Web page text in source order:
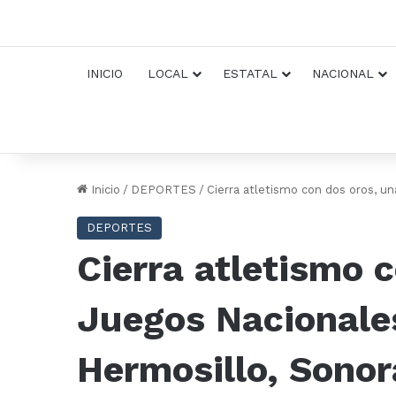
INICIO LOCAL ESTATAL NACIONAL
Inicio / DEPORTES / Cierra atletismo con dos oros,
DEPORTES
Cierra atletismo
Juegos
Hermosillo,